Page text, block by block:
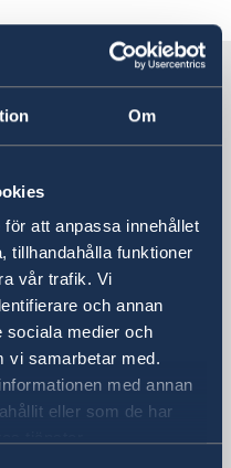
Om
att anpassa innehållet
tillhandahålla funktioner
vår trafik. Vi
och annan
sociala medier och
vi samarbetar med.
med annan
eller som de har